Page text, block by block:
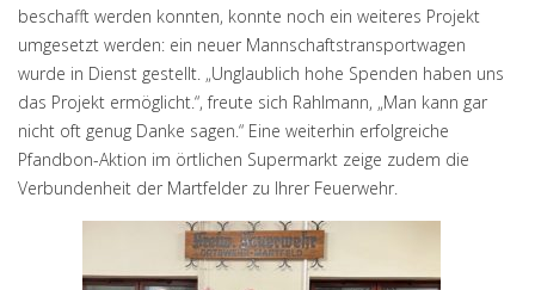
beschafft werden konnten, konnte noch ein weiteres Projekt
umgesetzt werden: ein neuer Mannschaftstransportwagen
wurde in Dienst gestellt. „Unglaublich hohe Spenden haben uns
das Projekt ermöglicht.“, freute sich Rahlmann, „Man kann gar
nicht oft genug Danke sagen.“ Eine weiterhin erfolgreiche
Pfandbon-Aktion im örtlichen Supermarkt zeige zudem die
Verbundenheit der Martfelder zu Ihrer Feuerwehr.